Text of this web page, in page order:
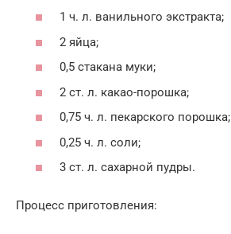
1 ч. л. ванильного экстракта;
2 яйца;
0,5 стакана муки;
2 ст. л. какао-порошка;
0,75 ч. л. пекарского порошка;
0,25 ч. л. соли;
3 ст. л. сахарной пудры.
Процесс приготовления: